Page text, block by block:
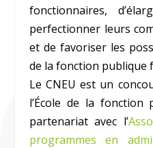
fonctionnaires,
perfectionner leurs
et de favoriser les
de la fonction publique
Le CNEU est un
l’École de la fonction
partenariat avec l’
programmes en